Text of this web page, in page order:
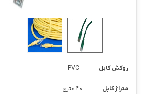
روکش کابل PVC
متراژ کابل 40 متری